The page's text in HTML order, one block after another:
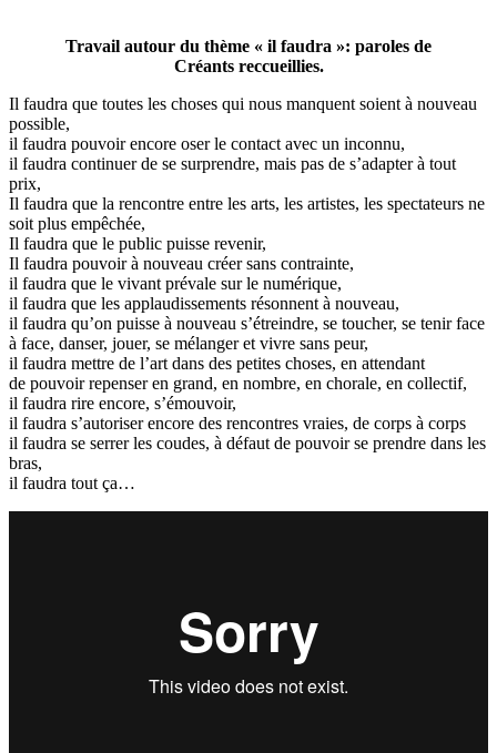
Travail autour du thème « il faudra »: paroles de
Créants reccueillies.
Il faudra que toutes les choses qui nous manquent soient à nouveau
possible,
il faudra pouvoir encore oser le contact avec un inconnu,
il faudra continuer de se surprendre, mais pas de s’adapter à tout
prix,
Il faudra que la rencontre entre les arts, les artistes, les spectateurs ne
soit plus empêchée,
Il faudra que le public puisse revenir,
Il faudra pouvoir à nouveau créer sans contrainte,
il faudra que le vivant prévale sur le numérique,
il faudra que les applaudissements résonnent à nouveau,
il faudra qu’on puisse à nouveau s’étreindre, se toucher, se tenir face
à face, danser, jouer, se mélanger et vivre sans peur,
il faudra mettre de l’art dans des petites choses, en attendant
de pouvoir repenser en grand, en nombre, en chorale, en collectif,
il faudra rire encore, s’émouvoir,
il faudra s’autoriser encore des rencontres vraies, de corps à corps
il faudra se serrer les coudes, à défaut de pouvoir se prendre dans les
bras,
il faudra tout ça…